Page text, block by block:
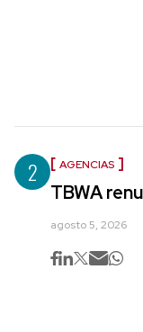
2 AGENCIAS
TBWA
agosto 5, 2026